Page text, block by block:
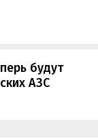
будут
АЗС